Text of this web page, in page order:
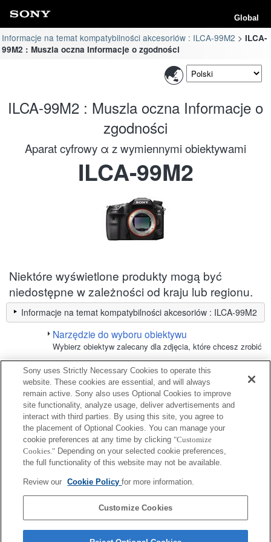
Global
Informacje na temat kompatybilności akcesoriów : ILCA-99M2
ILCA-
99M2 : Muszla oczna Informacje o zgodności
ILCA-99M2 : Muszla oczna Informacje o
zgodności
Aparat cyfrowy α z wymiennymi obiektywami
ILCA-99M2
Niektóre wyświetlone produkty mogą być
niedostępne w zależności od kraju lub regionu.
Informacje na temat kompatybilności akcesoriów : ILCA-99M2
Narzędzie do wyboru obiektywu
Wybierz obiektyw zalecany dla zdjęcia, które chcesz zrobić
Muszla oczna
Pełna zgodność
Zgodność w ograniczonym zakresie
FDA-EP16
FDA-EP18
Sony uses Strictly Necessary Cookies to operate this
website. These cookies are essential, and will always
remain active. Sony also uses Optional Cookies to improve
site functionality, analyze usage, deliver advertisements and
interact with third parties. By using this site, you agree to
the placement of Optional Cookies. You can manage your
cookie preferences at any time by clicking "Customize
Cookies." Depending on your selected cookie preferences,
the full functionality of this website may not be available.
Review our Cookie Policyfor more information.
Customize Cookies